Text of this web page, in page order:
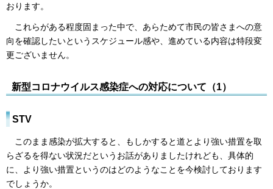
おります。
これらがある程度固まった中で、あらためて市民の皆さまへの意
向を確認したいというスケジュール感や、進めている内容は特段変
更ございません。
新型コロナウイルス感染症への対応について（1）
STV
このまま感染が拡大すると、もしかすると道とより強い措置を取
らざるを得ない状況だというお話がありましたけれども、具体的
に、より強い措置というのはどのようなことを今検討しております
でしょうか。